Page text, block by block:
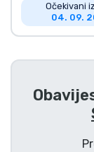
Očekivani
04. 09.
Gamer
Glazbeni
Vrste